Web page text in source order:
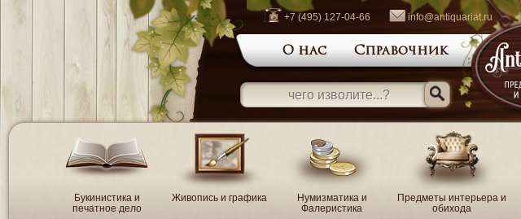
+7 (495) 127-04-66 info@antiquariat.ru
О нас Справочник
Букинистика и
печатное дело
Живопись и графика
Нумизматика и
Фалеристика
Предметы интерьера и
обихода